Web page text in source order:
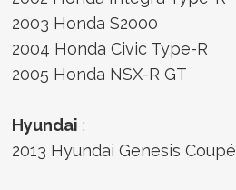
2003 Honda S2000
2004 Honda Civic Type-R
2005 Honda NSX-R GT
Hyundai :
2013 Hyundai Genesis Coupé